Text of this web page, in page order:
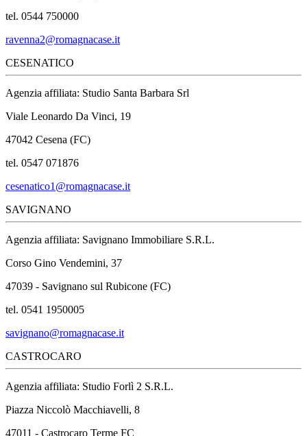
tel. 0544 750000
ravenna2@romagnacase.it
CESENATICO
Agenzia affiliata: Studio Santa Barbara Srl
Viale Leonardo Da Vinci, 19
47042 Cesena (FC)
tel. 0547 071876
cesenatico1@romagnacase.it
SAVIGNANO
Agenzia affiliata: Savignano Immobiliare S.R.L.
Corso Gino Vendemini, 37
47039 - Savignano sul Rubicone (FC)
tel. 0541 1950005
savignano@romagnacase.it
CASTROCARO
Agenzia affiliata: Studio Forlì 2 S.R.L.
Piazza Niccolò Macchiavelli, 8
47011 - Castrocaro Terme FC